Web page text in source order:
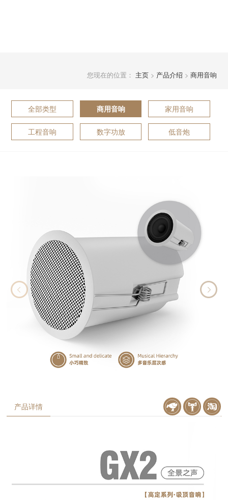
您现在的位置： 主页> 产品介绍 > 商用音响
全部类型 商用音响 家用音响
工程音响 数字功放 低音炮
产品详情 天猫
京东购买